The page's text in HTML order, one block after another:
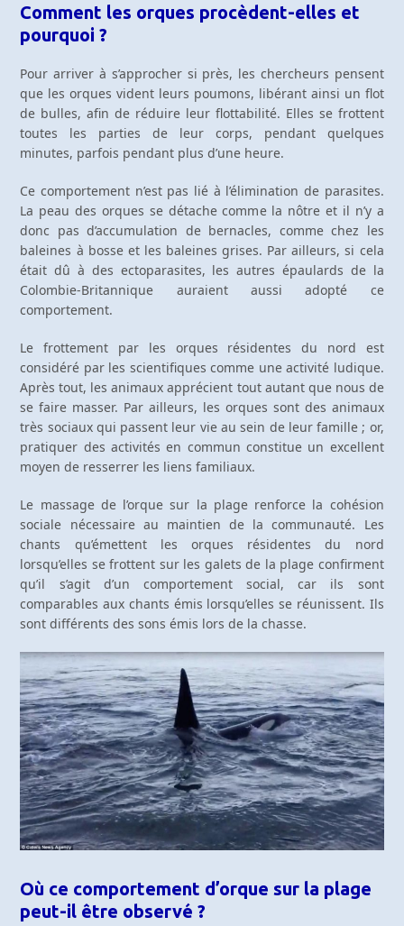
Comment les orques procèdent-elles et
pourquoi ?
Pour arriver à s’approcher si près, les chercheurs pensent
que les orques vident leurs poumons, libérant ainsi un flot
de bulles, afin de réduire leur flottabilité. Elles se frottent
toutes les parties de leur corps, pendant quelques
minutes, parfois pendant plus d’une heure.
Ce comportement n’est pas lié à l’élimination de parasites.
La peau des orques se détache comme la nôtre et il n’y a
donc pas d’accumulation de bernacles, comme chez les
baleines à bosse et les baleines grises. Par ailleurs, si cela
était dû à des ectoparasites, les autres épaulards de la
Colombie-Britannique auraient aussi adopté ce
comportement.
Le frottement par les orques résidentes du nord est
considéré par les scientifiques comme une activité ludique.
Après tout, les animaux apprécient tout autant que nous de
se faire masser. Par ailleurs, les orques sont des animaux
très sociaux qui passent leur vie au sein de leur famille ; or,
pratiquer des activités en commun constitue un excellent
moyen de resserrer les liens familiaux.
Le massage de l’orque sur la plage renforce la cohésion
sociale nécessaire au maintien de la communauté. Les
chants qu’émettent les orques résidentes du nord
lorsqu’elles se frottent sur les galets de la plage confirment
qu’il s’agit d’un comportement social, car ils sont
comparables aux chants émis lorsqu’elles se réunissent. Ils
sont différents des sons émis lors de la chasse.
Où ce comportement d’orque sur la plage
peut-il être observé ?